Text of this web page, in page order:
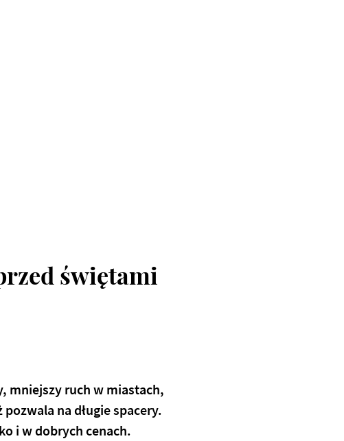
świętami
, mniejszy ruch w miastach,
na długie spacery.
i w dobrych cenach.